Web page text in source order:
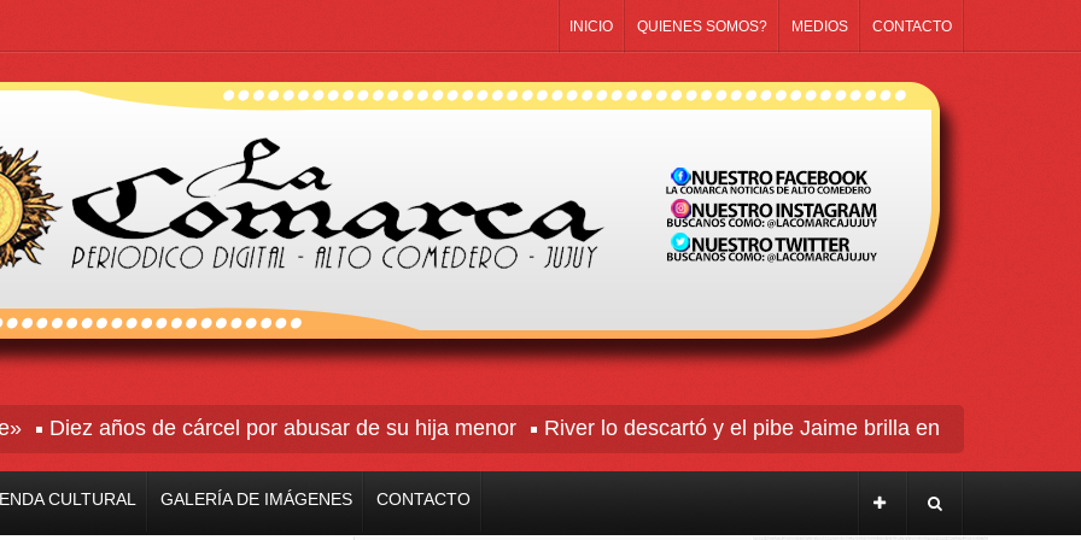
INICIO QUIENES SOMOS? MEDIOS CONTACTO
Diez años de cárcel por abusar de su hija menor River lo descartó y el pibe Jaime brilla en Peñarol de
CULTURAL GALERÍA DE IMÁGENES CONTACTO